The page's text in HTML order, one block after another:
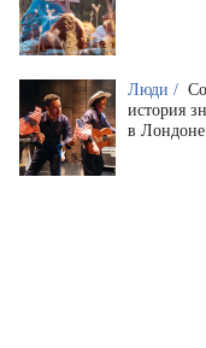
Люди /
история
в Лондоне